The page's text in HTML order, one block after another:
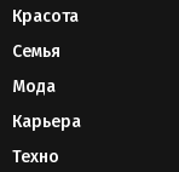
Красота
Семья
Мода
Карьера
Техно